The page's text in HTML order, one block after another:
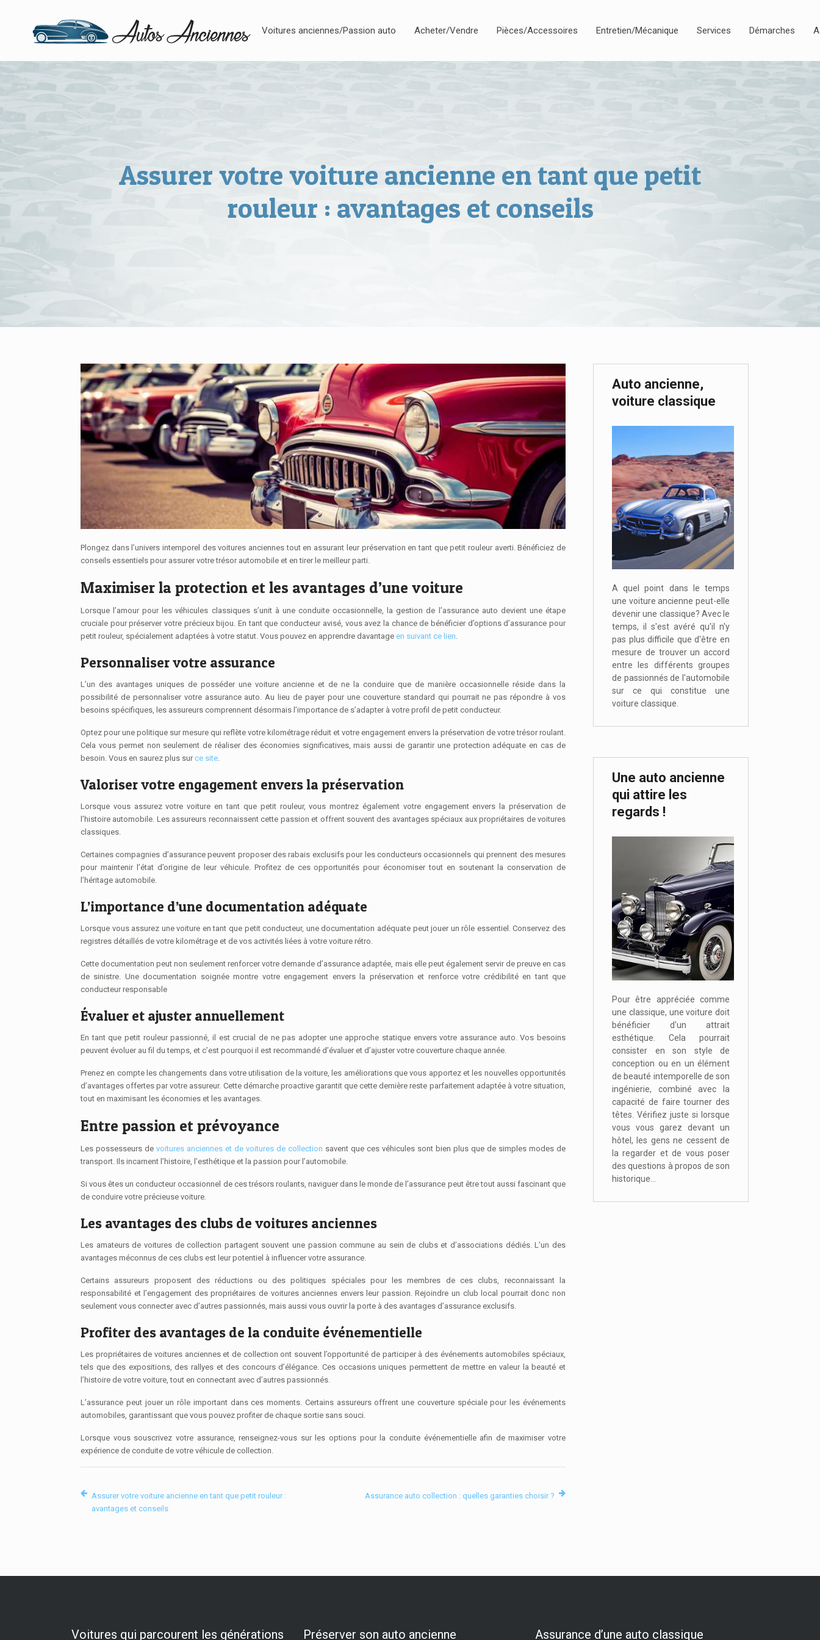
Voitures anciennes/Passion auto Acheter/Vendre Pièces/Accessoires Entretien/Mécanique Services Démarches
Assurer votre voiture ancienne en tant que petit
rouleur : avantages et conseils
Plongez dans l’univers intemporel des voitures anciennes tout en assurant leur préservation en tant que petit rouleur averti. Bénéficiez de
conseils essentiels pour assurer votre trésor automobile et en tirer le meilleur parti.
Maximiser la protection et les avantages d’une voiture
Lorsque l’amour pour les véhicules classiques s’unit à une conduite occasionnelle, la gestion de l’assurance auto devient une étape
cruciale pour préserver votre précieux bijou. En tant que conducteur avisé, vous avez la chance de bénéficier d’options d’assurance pour
petit rouleur, spécialement adaptées à votre statut. Vous pouvez en apprendre davantage en suivant ce lien.
Personnaliser votre assurance
L’un des avantages uniques de posséder une voiture ancienne et de ne la conduire que de manière occasionnelle réside dans la
possibilité de personnaliser votre assurance auto. Au lieu de payer pour une couverture standard qui pourrait ne pas répondre à vos
besoins spécifiques, les assureurs comprennent désormais l’importance de s’adapter à votre profil de petit conducteur.
Optez pour une politique sur mesure qui reflète votre kilométrage réduit et votre engagement envers la préservation de votre trésor roulant.
Cela vous permet non seulement de réaliser des économies significatives, mais aussi de garantir une protection adéquate en cas de
besoin. Vous en saurez plus surce site.
Valoriser votre engagement envers la préservation
Lorsque vous assurez votre voiture en tant que petit rouleur, vous montrez également votre engagement envers la préservation de
l’histoire automobile. Les assureurs reconnaissent cette passion et offrent souvent des avantages spéciaux aux propriétaires de voitures
classiques.
Certaines compagnies d’assurance peuvent proposer des rabais exclusifs pour les conducteurs occasionnels qui prennent des mesures
pour maintenir l’état d’origine de leur véhicule. Profitez de ces opportunités pour économiser tout en soutenant la conservation de
l’héritage automobile.
L’importance d’une documentation adéquate
Lorsque vous assurez une voiture en tant que petit conducteur, une documentation adéquate peut jouer un rôle essentiel. Conservez des
registres détaillés de votre kilométrage et de vos activités liées à votre voiture rétro.
Cette documentation peut non seulement renforcer votre demande d’assurance adaptée, mais elle peut également servir de preuve en cas
de sinistre. Une documentation soignée montre votre engagement envers la préservation et renforce votre crédibilité en tant que
conducteur responsable
Évaluer et ajuster annuellement
En tant que petit rouleur passionné, il est crucial de ne pas adopter une approche statique envers votre assurance auto. Vos besoins
peuvent évoluer au fil du temps, et c’est pourquoi il est recommandé d’évaluer et d’ajuster votre couverture chaque année.
Prenez en compte les changements dans votre utilisation de la voiture, les améliorations que vous apportez et les nouvelles opportunités
d’avantages offertes par votre assureur. Cette démarche proactive garantit que cette dernière reste parfaitement adaptée à votre situation,
tout en maximisant les économies et les avantages.
Entre passion et prévoyance
Les possesseurs de voitures anciennes et de voitures de collection savent que ces véhicules sont bien plus que de simples modes de
transport. Ils incarnent l’histoire, l’esthétique et la passion pour l’automobile.
Si vous êtes un conducteur occasionnel de ces trésors roulants, naviguer dans le monde de l’assurance peut être tout aussi fascinant que
de conduire votre précieuse voiture.
Les avantages des clubs de voitures anciennes
Les amateurs de voitures de collection partagent souvent une passion commune au sein de clubs et d’associations dédiés. L’un des
avantages méconnus de ces clubs est leur potentiel à influencer votre assurance.
Certains assureurs proposent des réductions ou des politiques spéciales pour les membres de ces clubs, reconnaissant la
responsabilité et l’engagement des propriétaires de voitures anciennes envers leur passion. Rejoindre un club local pourrait donc non
seulement vous connecter avec d’autres passionnés, mais aussi vous ouvrir la porte à des avantages d’assurance exclusifs.
Profiter des avantages de la conduite événementielle
Les propriétaires de voitures anciennes et de collection ont souvent l’opportunité de participer à des événements automobiles spéciaux,
tels que des expositions, des rallyes et des concours d’élégance. Ces occasions uniques permettent de mettre en valeur la beauté et
l’histoire de votre voiture, tout en connectant avec d’autres passionnés.
L’assurance peut jouer un rôle important dans ces moments. Certains assureurs offrent une couverture spéciale pour les événements
automobiles, garantissant que vous pouvez profiter de chaque sortie sans souci.
Lorsque vous souscrivez votre assurance, renseignez-vous sur les options pour la conduite événementielle afin de maximiser votre
expérience de conduite de votre véhicule de collection.
Assurer votre voiture ancienne en tant que petit rouleur :
avantages et conseils
Assurance auto collection : quelles garanties choisir ?
Auto ancienne,
voiture classique
A quel point dans le temps
une voiture ancienne peut-elle
devenir une classique? Avec le
temps, il s'est avéré qu'il n'y
pas plus difficile que d'être en
mesure de trouver un accord
entre les différents groupes
de passionnés de l'automobile
sur ce qui constitue une
voiture classique.
Une auto ancienne
qui attire les
regards !
Pour être appréciée comme
une classique, une voiture doit
bénéficier d'un attrait
esthétique. Cela pourrait
consister en son style de
conception ou en un élément
de beauté intemporelle de son
ingénierie, combiné avec la
capacité de faire tourner des
têtes. Vérifiez juste si lorsque
vous vous garez devant un
hôtel, les gens ne cessent de
la regarder et de vous poser
des questions à propos de son
historique...
Voitures qui parcourent les générations Préserver son auto ancienne Assurance d’une auto classique